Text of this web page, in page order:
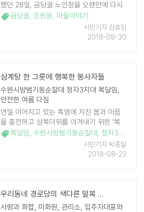
했던 28일, 금당골 노인정을 오랜만에 다시
찾았다. 언젠가 마을만들기 사업으로 운영하
는 조원1동 어린이 기자단과 함께 조원동의
구석구석 이야기를 발굴하기 위해 나섰던 적
금당골, 조원동, 마을이야기
시민기자 김효임
2018-08-30
삼계탕 한 그릇에 행복한 봉사자들
수원시방범기동순찰대 정자3지대 복달임,
안전한 여름 다짐
연일 이어지고 있는 폭염에 지친 몸과 마음
을 충전하고 삼복더위를 이겨내기 위한 '복
달임행사'가 지역 곳곳에서 열리고 있다. 시
민의 안녕과 안전을 위해 봉사활동을 펼치고
있는 수원시방범기동순찰대 정자3지대 대원
복달임, 수원시방범기동순찰대, 정자3동
시민기자 박종일
2018-08-23
우리동네 경로당의 색다른 말복 복달임 이야기
사랑과 화합, 미화원, 관리소, 입주자대표와